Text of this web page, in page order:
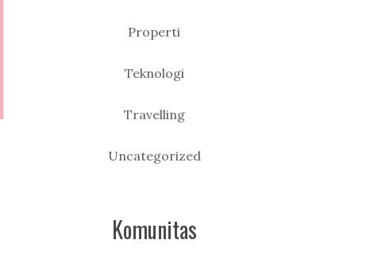
Properti
Teknologi
Travelling
Uncategorized
Komunitas